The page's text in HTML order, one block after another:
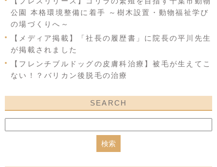
公園 本格環境整備に着手 ～樹木設置・動物福祉学び
の場づくりへ～
【メディア掲載】「社長の履歴書」に院長の平川先生
が掲載されました
【フレンチブルドッグの皮膚科治療】被毛が生えてこ
ない！？バリカン後脱毛の治療
SEARCH